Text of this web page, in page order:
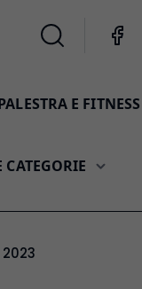
E FITNESS
CATEGORIE